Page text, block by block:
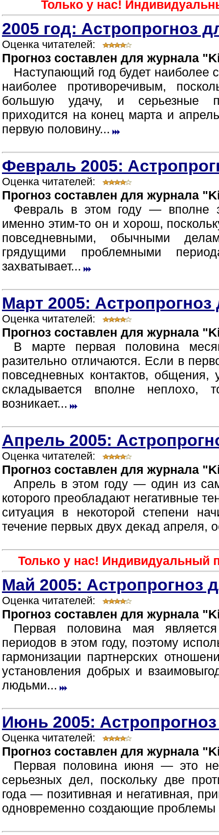
Только у нас!
2005 год: Астропрогноз
Оценка читателей:
Прогноз составлен для журнала
Наступающий год будет наиболее
наиболее противоречивым,
большую удачу, и серьезные
приходится на конец марта и
первую половину...
Февраль 2005:
Оценка читателей:
Прогноз составлен для журнала
Февраль в этом году — вполне
именно этим-то он и хорош,
повседневными, обычными
грядущими проблемными
захватывает...
Март 2005: Астропрогноз
Оценка читателей:
Прогноз составлен для журнала
В марте первая половина
разительно отличаются. Если в
повседневных контактов,
складывается вполне неплохо,
возникает...
Апрель 2005:
Оценка читателей:
Прогноз составлен для журнала
Апрель в этом году — один из
которого преобладают негативные
ситуация в некоторой степени
течение первых двух декад апреля,
Только у нас! Индивидуальный
Май 2005: Астропрогноз
Оценка читателей:
Прогноз составлен для журнала
Первая половина мая
периодов в этом году, поэтому
гармонизации партнерских
установления добрых и
людьми...
Июнь 2005:
Оценка читателей:
Прогноз составлен для журнала
Первая половина июня — это
серьезных дел, поскольку две
года — позитивная и негативная,
одновременно создающие